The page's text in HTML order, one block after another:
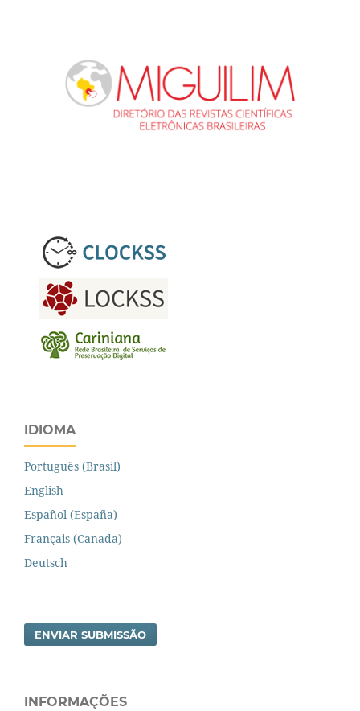
IDIOMA
Português (Brasil)
English
Español (España)
Français (Canada)
Deutsch
ENVIAR SUBMISSÃO
INFORMAÇÕES